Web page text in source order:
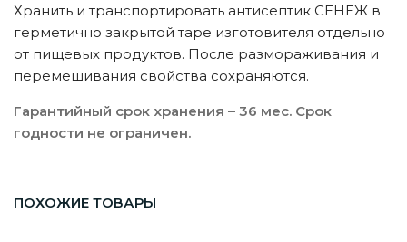
Хранить и транспортировать антисептик СЕНЕЖ в
герметично закрытой таре изготовителя отдельно
от пищевых продуктов. После размораживания и
перемешивания свойства сохраняются.
Гарантийный срок хранения – 36 мес. Срок
годности не ограничен.
ПОХОЖИЕ ТОВАРЫ